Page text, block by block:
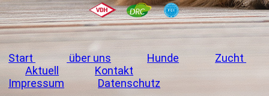
Start über uns Hunde
Zucht
Aktuell
Kontakt
Impressum
Datenschutz